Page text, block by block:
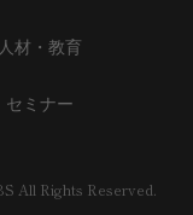
人材・教育
セミナー
All Rights Reserved.